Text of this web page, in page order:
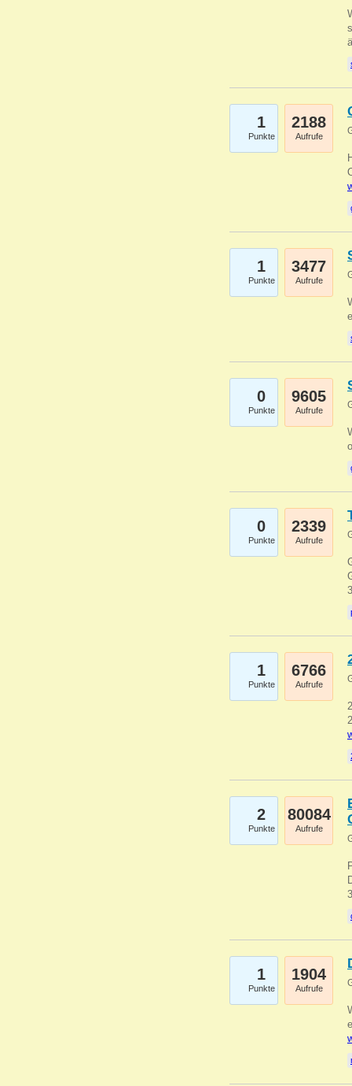
1
Punkte
2188
Aufrufe
1
Punkte
3477
Aufrufe
0
Punkte
9605
Aufrufe
0
Punkte
2339
Aufrufe
1
Punkte
6766
Aufrufe
2
Punkte
80084
Aufrufe
1
Punkte
1904
Aufrufe